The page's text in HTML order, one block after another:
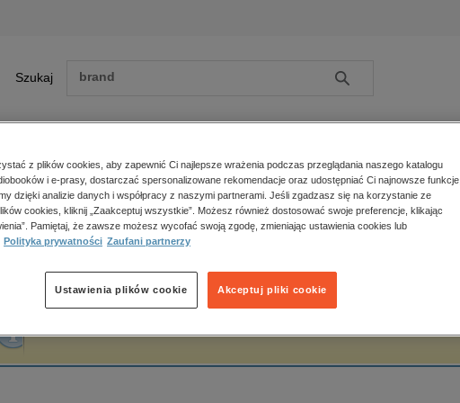
Szukaj Szukaj
Zobacz wszystkie E-prasa
polityka, społeczno-informacyjne
psychologiczne
popularno-naukowe
historia
główna Javier Echevarria
Echevarria
z plików cookies, aby zapewnić Ci najlepsze wrażenia podczas przeglądania naszego katalogu
i e-prasy, dostarczać spersonalizowane rekomendacje oraz udostępniać Ci najnowsze funkcje,
dzięki analizie danych i współpracy z naszymi partnerami. Jeśli zgadzasz się na korzystanie ze
cookies, kliknij „Zaakceptuj wszystkie”. Możesz również dostosować swoje preferencje, klikając
Pamiętaj, że zawsze możesz wycofać swoją zgodę, zmieniając ustawienia cookies lub
Polityka prywatności Zaufani partnerzy
Akceptuj pliki cookie
Ustawienia plików cookie